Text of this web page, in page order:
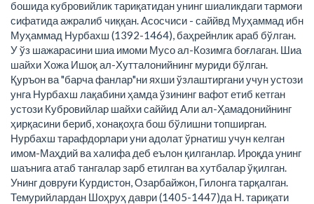
бошида кубровийлик тариқатидан унинг шиаликдаги тармоғи
сифатида ажралиб чиққан. Асосчиси - саййвд Муҳаммад ибн
Муҳаммад Нурбахш (1392-1464), баҳрейнлик араб бўлган.
У ўз шажарасини шиа имоми Мусо ал-Козимга боғлаган. Шиа
шайхи Хожа Ишоқ ал-Хутталонийнинг муриди бўлган.
Қуръон ва "барча фанлар"ни яхши ўзлаштиргани учун устози
унга Нурбахш лақабини ҳамда ўзининг вафот етиб кетган
устози Кубровийлар шайхи саййид Али ал-Ҳамадонийнинг
ҳирқасини бериб, хонақоҳга бош бўлишни топширган.
Нурбахш тарафдорлари уни адолат ўрнатиш учун келган
имом-Маҳдий ва халифа деб еълон қилганлар. Ироқда унинг
шаънига атаб тангалар зарб етилган ва хутбалар ўқилган.
Унинг довруғи Курдистон, Озарбайжон, Гилонга тарқалган.
Темурийлардан Шоҳруҳ даври (1405-1447)да Н. тариқати